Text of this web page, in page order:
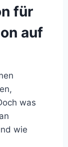
für
auf
was
wie